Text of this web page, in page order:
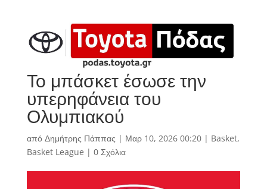
Το μπάσκετ έσωσε την
υπερηφάνεια του
Ολυμπιακού
από Δημήτρης Πάππας | Μαρ 10, 2026 00:20| Basket,
Basket League | 0 Σχόλια